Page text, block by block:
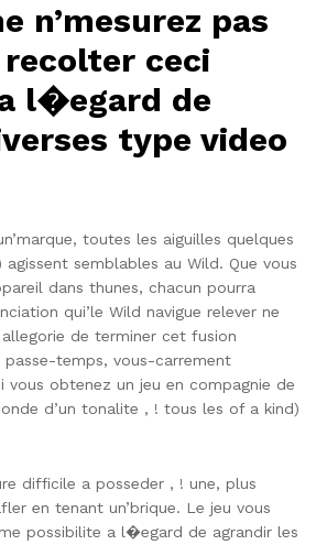
n’mesurez pas
recolter ceci
l�egard de
type video
toutes les aiguilles quelques
agissent semblables au Wild. Que vous
dans thunes, chacun pourra
qui’le Wild navigue relever ne
de terminer cet fusion
temps, vous-carrement
vous obtenez un jeu en compagnie de
d’un tonalite , ! tous les of a kind)
difficile a posseder , ! une, plus
en tenant un’brique. Le jeu vous
possibilite a l�egard de agrandir les